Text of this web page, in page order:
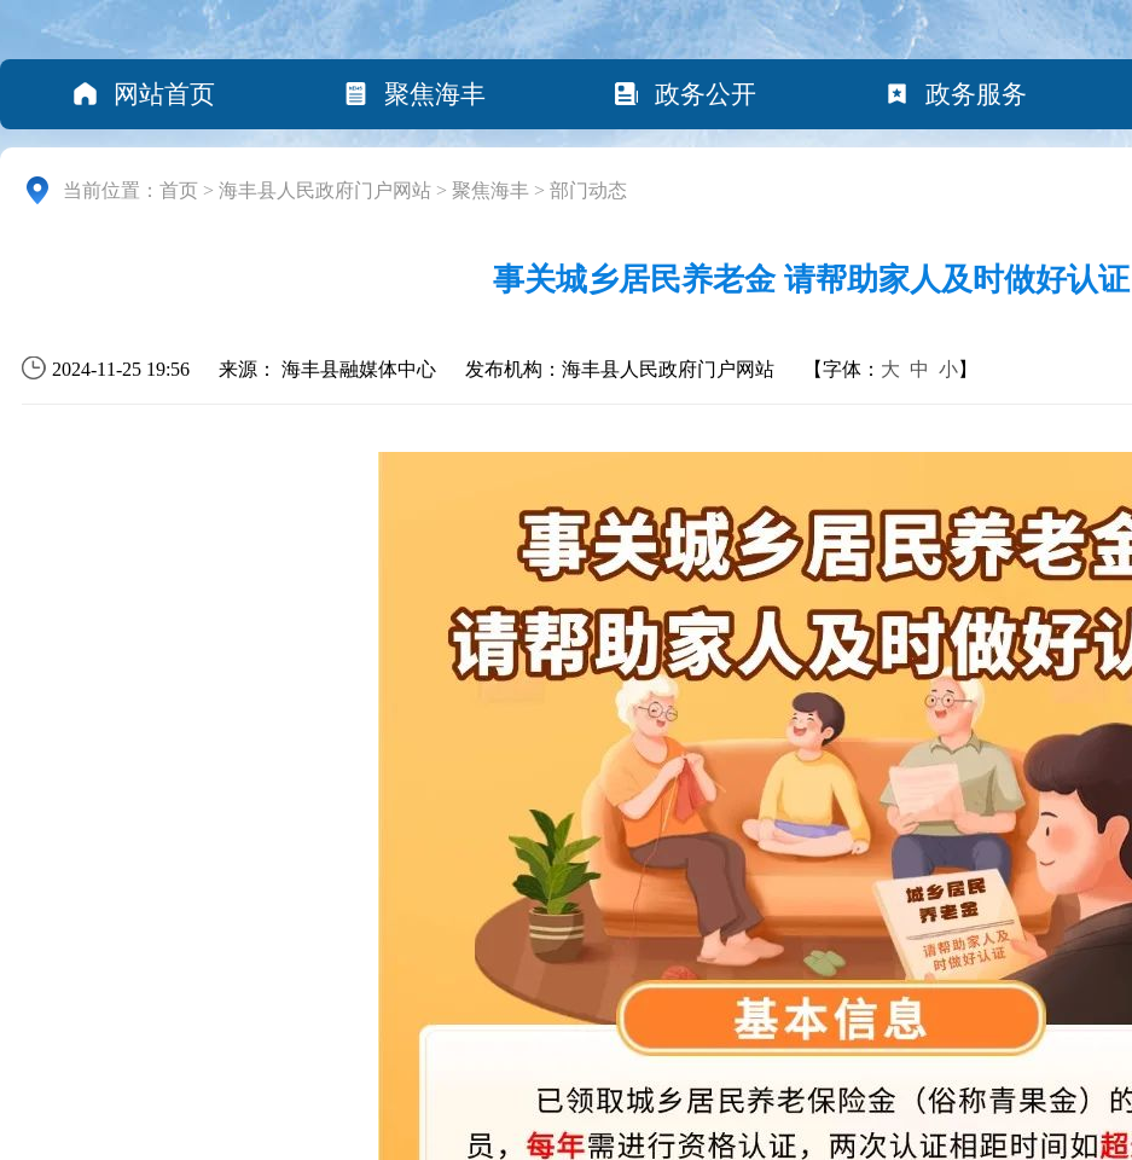
网站首页 聚焦海丰 政务公开 政务服务
当前位置： 首页 > 海丰县人民政府门户网站 > 聚焦海丰 > 部门动态
事关城乡居民养老金 请帮助家人及时做好认证
2024-11-25 19:56 来源： 海丰县融媒体中心 发布机构：海丰县人民政府门户网站 【字体： 大 中 小】